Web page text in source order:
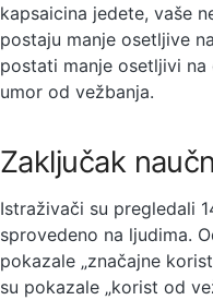
kapsaicina jedete, vaše
postaju manje osetljive
postati manje osetljivi
umor od vežbanja.
Zaključak
Istraživači su pregledali
sprovedeno na ljudima.
pokazale „značajne
su pokazale „korist od